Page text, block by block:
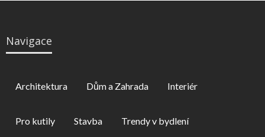
Navigace
Architektura Dům a Zahrada Interiér
Pro kutily Stavba Trendy v bydlení